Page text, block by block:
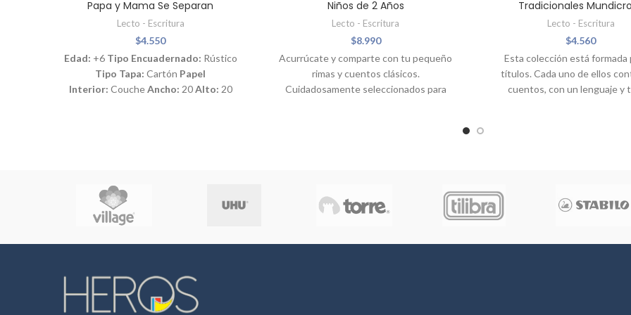
Papa y Mama Se Separan
Lecto - Escritura
$4.550
Edad: +6 Tipo Encuadernado: Rústico
Tipo Tapa: Cartón Papel
Interior: CoucheAncho: 20Alto: 20
Niños de 2 Años
Lecto - Escritura
$8.990
Acurrúcate y comparte con tu pequeño
rimas y cuentos clásicos.
Cuidadosamente seleccionados para
Ricitos de Oro, además de muchas otras
emocionantes historias, y guárdalas
Tradicionales
Lecto - Escritura
$4.560
Esta colección está formada
títulos. Cada uno de ellos
cuentos, con un lenguaje y
Titulos
Cuentos mágicos